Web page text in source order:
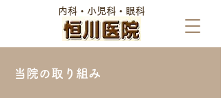
​内科・小児科・眼科
当院の取り組み